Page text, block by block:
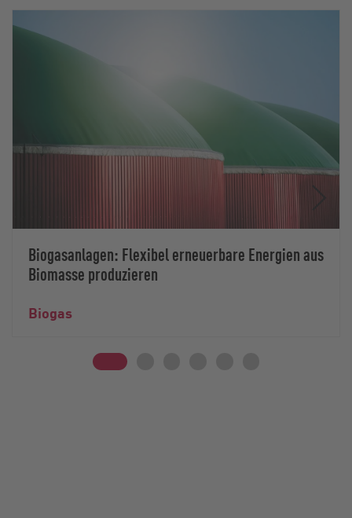
Biogasanlagen: Flexibel erneuerbare Energien aus
Biomasse produzieren
Biogas